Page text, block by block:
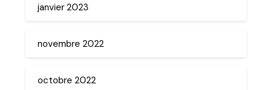
janvier 2023
novembre 2022
octobre 2022